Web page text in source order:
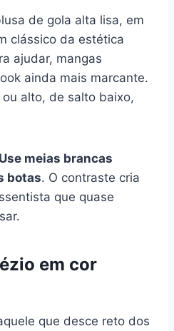
de gola alta lisa, em
clássico da estética
ajudar, mangas
ainda mais marcante.
alto, de salto baixo,
Use meias brancas
botas. O contraste cria
que quase
em cor
que desce reto dos